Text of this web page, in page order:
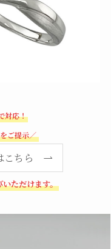
対応！
ご提示／
こちら
ただけます。